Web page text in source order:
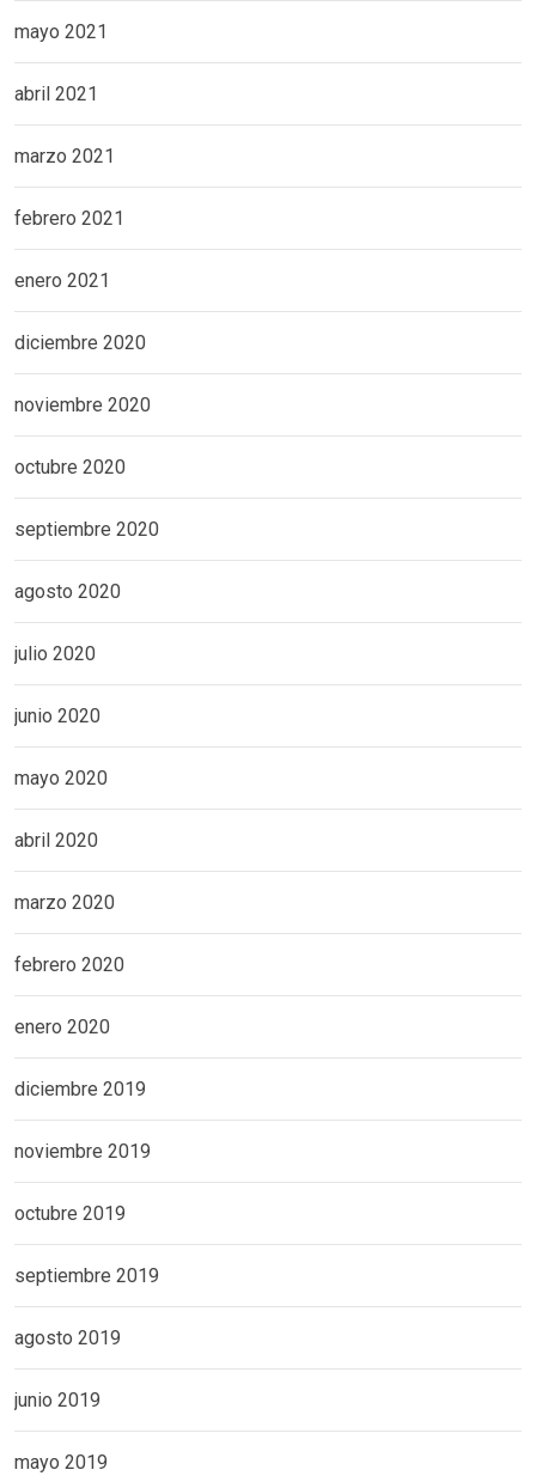
mayo 2021
abril 2021
marzo 2021
febrero 2021
enero 2021
diciembre 2020
noviembre 2020
octubre 2020
septiembre 2020
agosto 2020
julio 2020
junio 2020
mayo 2020
abril 2020
marzo 2020
febrero 2020
enero 2020
diciembre 2019
noviembre 2019
octubre 2019
septiembre 2019
agosto 2019
junio 2019
mayo 2019